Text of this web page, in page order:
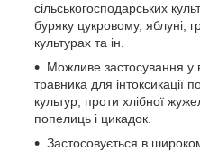
сільськогосподарських
буряку цукровому, яблуні,
культурах та ін.
Можливе застосування у
травника для інтоксикації
культур, проти хлібної
попелиць і цикадок.
Застосовується в